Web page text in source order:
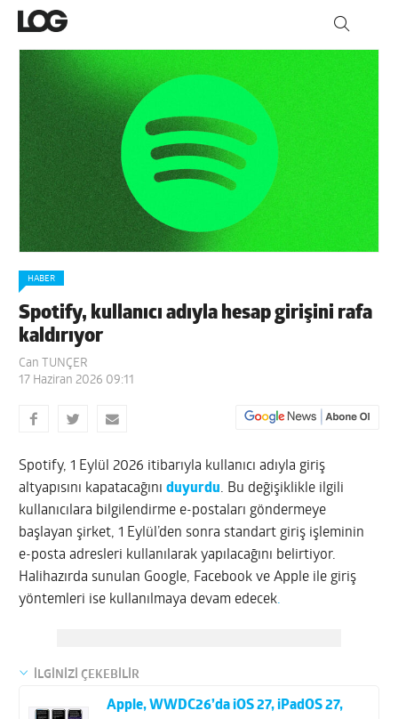
HABER
Spotify, kullanıcı adıyla hesap girişini rafa
kaldırıyor
Can TUNÇER
17 Haziran 2026 09:11
Spotify, 1 Eylül 2026 itibarıyla kullanıcı adıyla giriş
altyapısını kapatacağınıduyurdu. Bu değişiklikle ilgili
kullanıcılara bilgilendirme e-postaları göndermeye
başlayan şirket, 1 Eylül’den sonra standart giriş işleminin
e-posta adresleri kullanılarak yapılacağını belirtiyor.
Halihazırda sunulan Google, Facebook ve Apple ile giriş
yöntemleri ise kullanılmaya devam edecek.
İLGİNİZİ ÇEKEBİLİR
Apple, WWDC26’da iOS 27, iPadOS 27,